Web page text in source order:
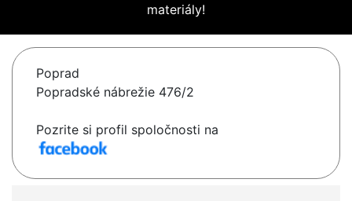
materiály!
Poprad
Popradské nábrežie 476/2
Pozrite si profil spoločnosti na